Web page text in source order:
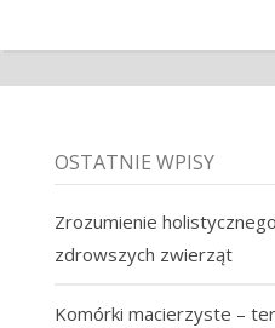
OSTATNIE WPISY
Zrozumienie
zdrowszych zwierząt
Komórki macierzyste –